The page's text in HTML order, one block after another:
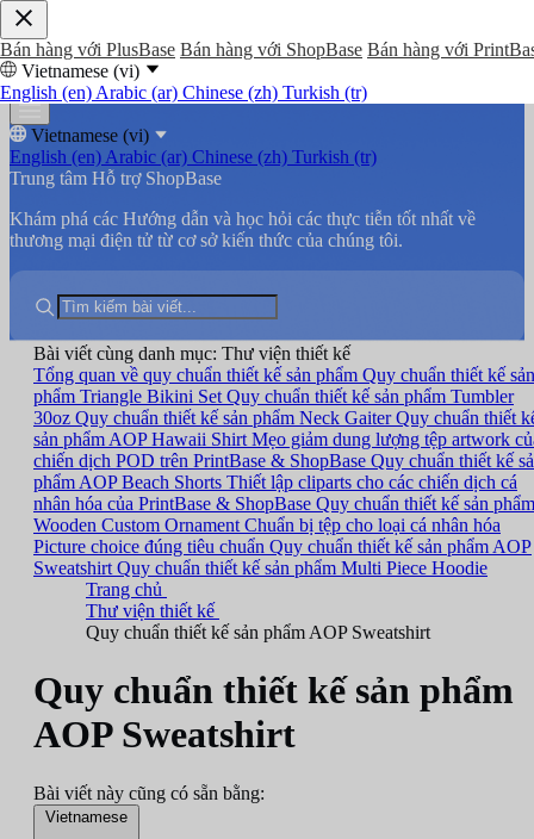
Bán hàng với PlusBase Bán hàng với ShopBase Bán hàng với
Vietnamese (vi)
English (en) Arabic (ar) Chinese (zh) Turkish (tr)
Vietnamese (vi)
English (en) Arabic (ar) Chinese (zh) Turkish (tr)
Trung tâm Hỗ trợ ShopBase
Khám phá các Hướng dẫn và học hỏi các thực tiễn tốt nhất về
thương mại điện tử từ cơ sở kiến thức của chúng tôi.
Bài viết cùng danh mục: Thư viện thiết kế
Tổng quan về quy chuẩn thiết kế sản phẩm Quy chuẩn thiết kế sản
phẩm Triangle Bikini Set Quy chuẩn thiết kế sản phẩm Tumbler
30oz Quy chuẩn thiết kế sản phẩm Neck GaiterQuy chuẩn thiết
sản phẩm AOP Hawaii Shirt Mẹo giảm dung lượng tệp artwork
chiến dịch POD trên PrintBase & ShopBase Quy chuẩn thiết kế
phẩm AOP Beach Shorts Thiết lập cliparts cho các chiến dịch cá
nhân hóa của PrintBase & ShopBase Quy chuẩn thiết kế sản phẩm
Wooden Custom Ornament Chuẩn bị tệp cho loại cá nhân hóa
Picture choice đúng tiêu chuẩn Quy chuẩn thiết kế sản phẩm AOP
Sweatshirt Quy chuẩn thiết kế sản phẩm Multi Piece Hoodie
Trang chủ
Thư viện thiết kế
Quy chuẩn thiết kế sản phẩm AOP Sweatshirt
Quy chuẩn thiết kế sản phẩm
AOP Sweatshirt
Bài viết này cũng có sẵn bằng:
Vietnamese